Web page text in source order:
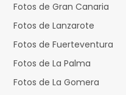
Fotos de Gran Canaria
Fotos de Lanzarote
Fotos de Fuerteventura
Fotos de La Palma
Fotos de La Gomera